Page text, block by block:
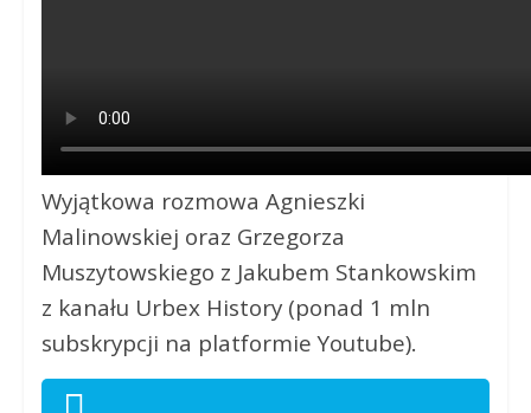
Wyjątkowa rozmowa Agnieszki
Malinowskiej oraz Grzegorza
Muszytowskiego z Jakubem Stankowskim
z kanału Urbex History (ponad 1 mln
subskrypcji na platformie Youtube).